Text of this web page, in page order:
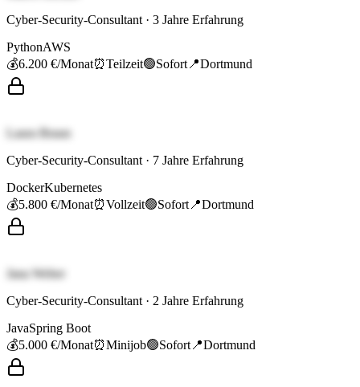
Cyber-Security-Consultant · 3 Jahre Erfahrung
PythonAWS
💰6.200 €/Monat⏰Teilzeit🟢Sofort 📍Dortmund
Laura Braun
Cyber-Security-Consultant · 7 Jahre Erfahrung
DockerKubernetes
💰5.800 €/Monat⏰Vollzeit🟢Sofort 📍Dortmund
Jana Weber
Cyber-Security-Consultant · 2 Jahre Erfahrung
JavaSpring Boot
💰5.000 €/Monat⏰Minijob🟢Sofort 📍Dortmund